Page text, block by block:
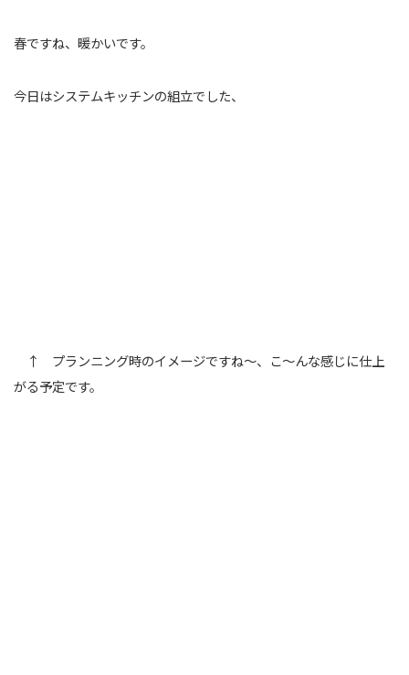
春ですね、暖かいです。
今日はシステムキッチンの組立でした、
↑ プランニング時のイメージですね～、こ～んな感じに仕上
がる予定です。